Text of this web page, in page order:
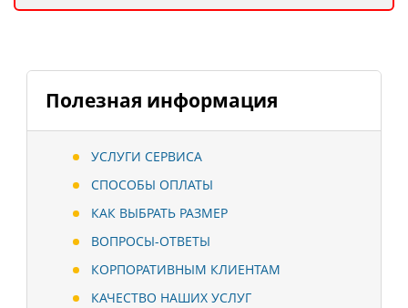
Полезная информация
УСЛУГИ СЕРВИСА
СПОСОБЫ ОПЛАТЫ
КАК ВЫБРАТЬ РАЗМЕР
ВОПРОСЫ-ОТВЕТЫ
КОРПОРАТИВНЫМ КЛИЕНТАМ
КАЧЕСТВО НАШИХ УСЛУГ